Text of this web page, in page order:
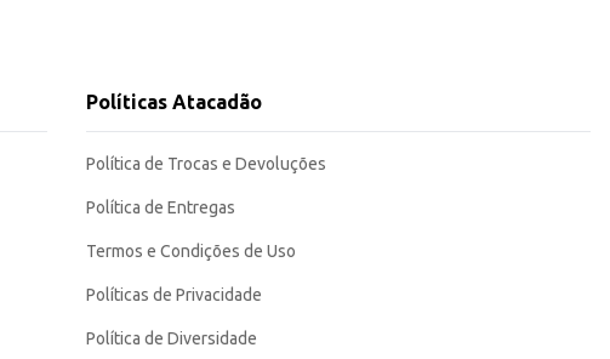
dia, seja para consumo próprio ou para revenda.
Políticas Atacadão
Política de Trocas e Devoluções
Política de Entregas
Termos e Condições de Uso
Políticas de Privacidade
Política de Diversidade